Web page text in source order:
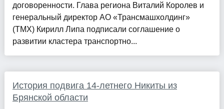
договоренности. Глава региона Виталий Королев и
генеральный директор АО «Трансмашхолдинг»
(ТМХ) Кирилл Липа подписали соглашение о
развитии кластера транспортно...
История подвига 14-летнего Никиты из
Брянской области